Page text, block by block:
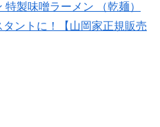
製味噌ラーメン （乾麺）
ントに！【山岡家正規販売